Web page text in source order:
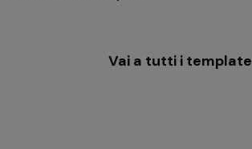
Vai a tutti i template